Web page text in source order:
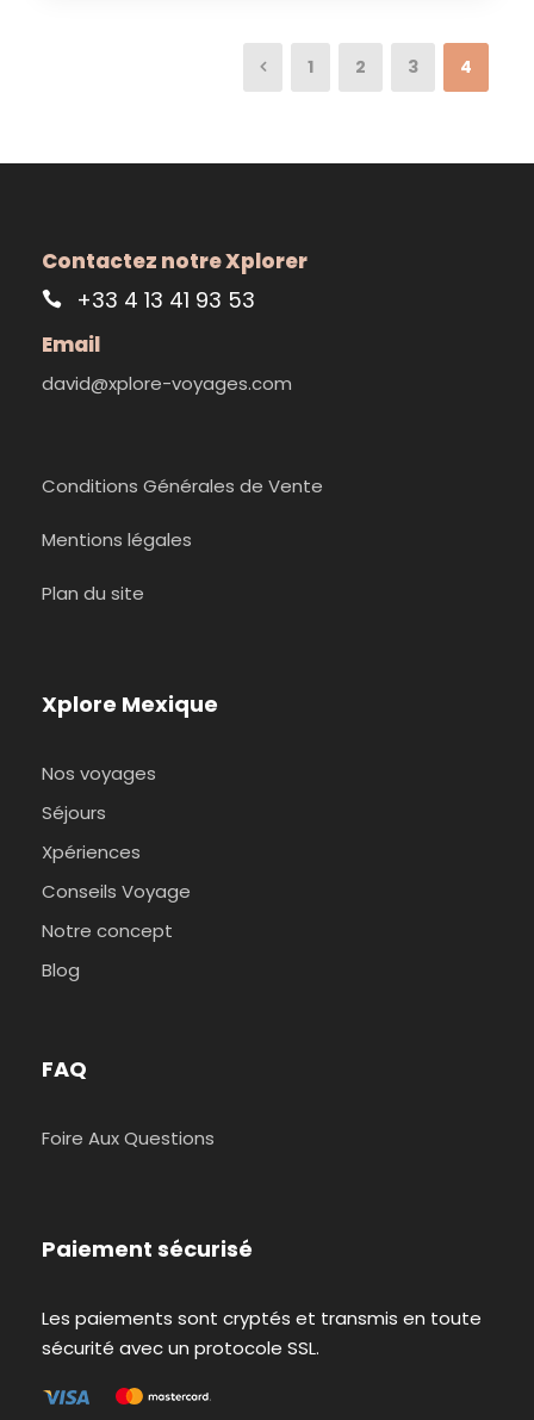
1 2 3 4
Contactez notre Xplorer
+33 4 13 41 93 53
Email
david@xplore-voyages.com
Conditions Générales de Vente
Mentions légales
Plan du site
Xplore Mexique
Nos voyages
Séjours
Xpériences
Conseils Voyage
Notre concept
Blog
FAQ
Foire Aux Questions
Paiement sécurisé
Les paiements sont cryptés et transmis en toute
sécurité avec un protocole SSL.